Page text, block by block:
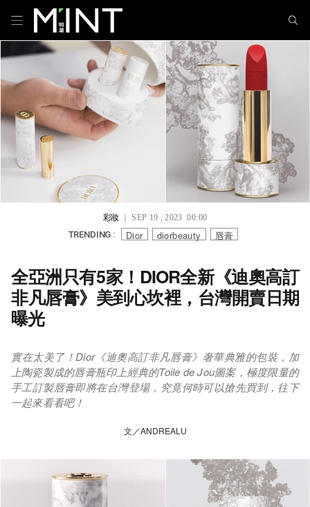
彩妝｜ SEP 19 , 2023 00:00
TRENDING : Dior diorbeauty 唇膏
全亞洲只有5家！DIOR全新《迪奧高訂
非凡唇膏》美到心坎裡，台灣開賣日期
曝光
實在太美了！Dior《迪奧高訂非凡唇膏》奢華典雅的包裝，加
上陶瓷製成的唇膏瓶印上經典的Toile de Jou圖案，極度限量的
手工訂製唇膏即將在台灣登場，究竟何時可以搶先買到，往下
一起來看看吧！
文／ANDREALU